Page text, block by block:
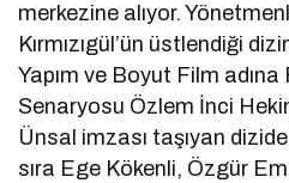
merkezine alıyor.
Kırmızıgül’ün üstlendiği
Yapım ve Boyut Film
Senaryosu Özlem İnci
Ünsal imzası taşıyan dizide
sıra Ege Kökenli, Özgür